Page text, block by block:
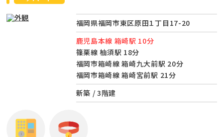
福岡県福岡市東区原田１丁目17-20
鹿児島本線 箱崎駅 10分
篠栗線 柚須駅 18分
福岡市箱崎線 箱崎九大前駅 20分
福岡市箱崎線 箱崎宮前駅 21分
新築 / 3階建